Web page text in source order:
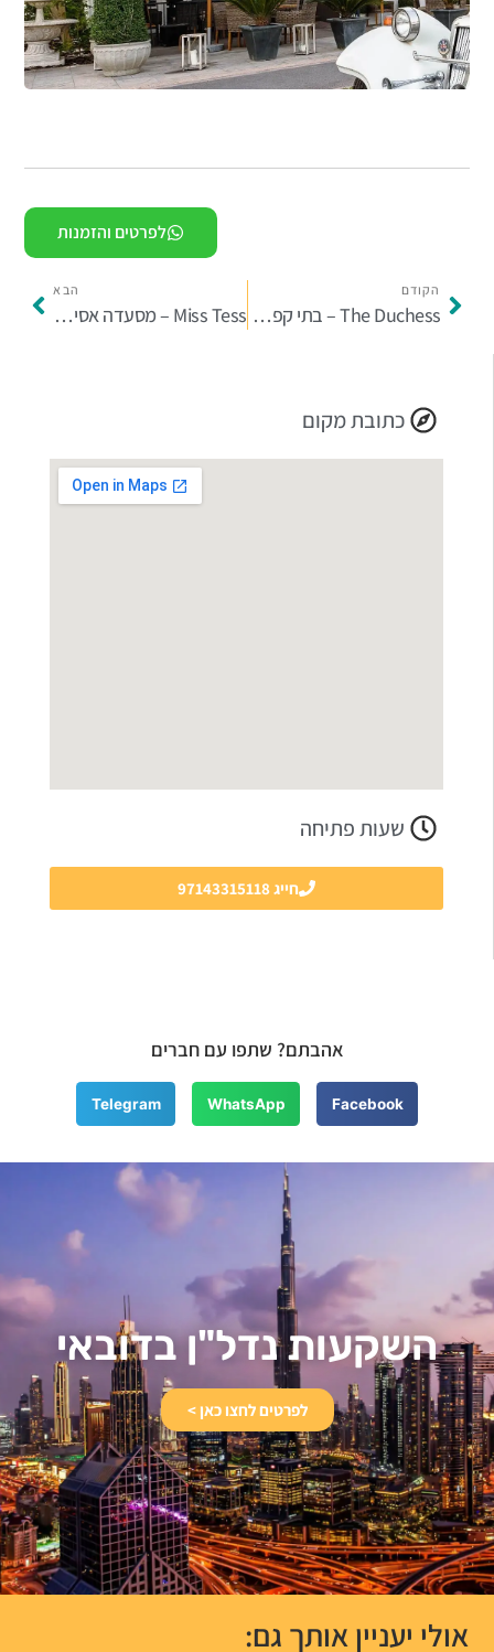
לפרטים והזמנות
הקודם
The Duchess – בתי קפה בדובאי
הבא
Miss Tess – מסעדה אסייתית בדובאי
כתובת מקום
שעות פתיחה
חייג 97143315118
אהבתם? שתפו עם חברים
Facebook
WhatsApp
Telegram
השקעות נדל"ן בדובאי​
לפרטים לחצו כאן >
אולי יעניין אותך גם: